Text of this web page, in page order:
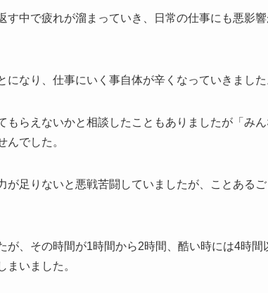
す中で疲れが溜まっていき、日常の仕事にも悪影
なり、仕事にいく事自体が辛くなっていきました
もらえないかと相談したこともありましたが「み
んでした。
が足りないと悪戦苦闘していましたが、ことある
が、その時間が1時間から2時間、酷い時には4時
いました。